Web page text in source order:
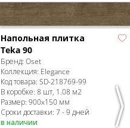
Напольная плитка
Teka 90
Бренд: Oset
Коллекция: Elegance
Код товара: SD-218769-99
В коробке: 8 шт, 1.08 м2
Размер: 900x150 мм
Сроки доставки: 7 - 9 дней
в наличии